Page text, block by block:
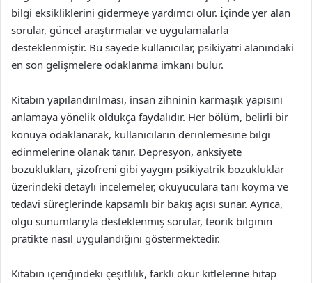
bilgi eksikliklerini gidermeye yardımcı olur. İçinde yer alan
sorular, güncel araştırmalar ve uygulamalarla
desteklenmiştir. Bu sayede kullanıcılar, psikiyatri alanındaki
en son gelişmelere odaklanma imkanı bulur.
Kitabın yapılandırılması, insan zihninin karmaşık yapısını
anlamaya yönelik oldukça faydalıdır. Her bölüm, belirli bir
konuya odaklanarak, kullanıcıların derinlemesine bilgi
edinmelerine olanak tanır. Depresyon, anksiyete
bozuklukları, şizofreni gibi yaygın psikiyatrik bozukluklar
üzerindeki detaylı incelemeler, okuyuculara tanı koyma ve
tedavi süreçlerinde kapsamlı bir bakış açısı sunar. Ayrıca,
olgu sunumlarıyla desteklenmiş sorular, teorik bilginin
pratikte nasıl uygulandığını göstermektedir.
Kitabın içeriğindeki çeşitlilik, farklı okur kitlelerine hitap